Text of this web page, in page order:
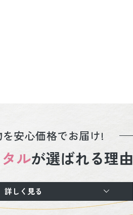
安心価格でお届け!
ルが選ばれる理由
詳しく見る